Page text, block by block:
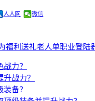
人人网 微信
福利送礼老人单职业登陆
力？
战力？
备？